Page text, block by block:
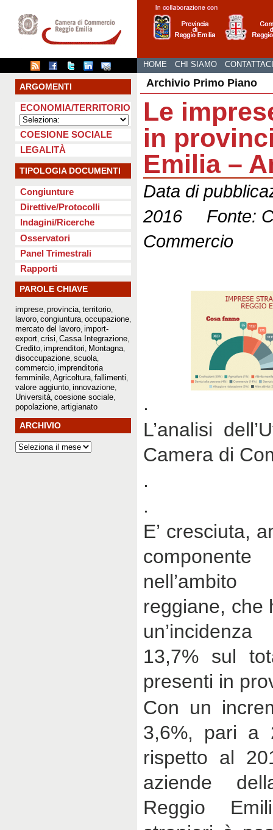
HOME CHI SIAMO CONTATTACI
ARGOMENTI
ECONOMIA/TERRITORIO
COESIONE SOCIALE
LEGALITÀ
TIPOLOGIA DOCUMENTI
Congiunture
Direttive/Protocolli
Indagini/Ricerche
Osservatori
Panel Trimestrali
Rapporti
PAROLE CHIAVE
imprese provincia territorio
lavoro congiuntura occupazione
mercato del lavoro import-
export crisi Cassa Integrazione
Credito imprenditori Montagna
disoccupazione scuola
commercio imprenditoria
femminile Agricoltura fallimenti
valore aggiunto innovazione
Università coesione sociale
popolazione artigianato
ARCHIVIO
Archivio Primo Piano
Le
in
Emilia –
Data di
2016 Fonte:
Commercio
.
L’analisi
Camera di
.
.
E’ cresciuta,
reggiane, che
13,7% sul
presenti in
Con un
3,6%, pari a
rispetto al
aziende
Reggio